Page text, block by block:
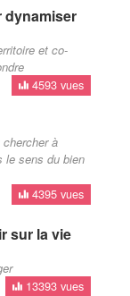
dynamiser
et co-
4593 vues
à
le sens du bien
4395 vues
sur la vie
13393 vues